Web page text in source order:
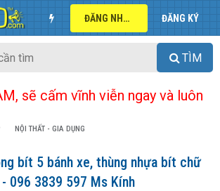
ĐĂNG NHẬP ĐĂNG KÝ
TÌM
sẽ cấm vĩnh viễn ngay và luôn
NỘI THẤT - GIA DỤNG
bít 5 bánh xe, thùng nhựa bít chữ
096 3839 597 Ms Kính